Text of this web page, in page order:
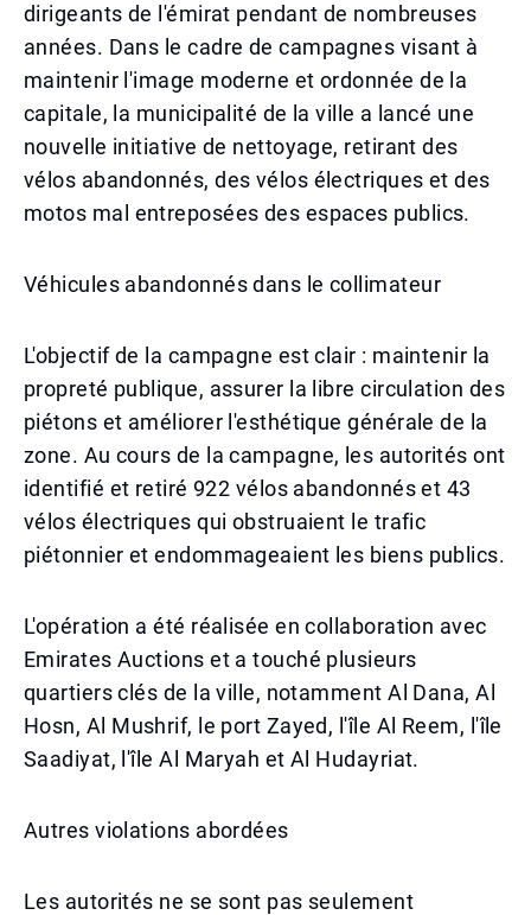
dirigeants de l'émirat pendant de nombreuses
années. Dans le cadre de campagnes visant à
maintenir l'image moderne et ordonnée de la
capitale, la municipalité de la ville a lancé une
nouvelle initiative de nettoyage, retirant des
vélos abandonnés, des vélos électriques et des
motos mal entreposées des espaces publics.
Véhicules abandonnés dans le collimateur
L'objectif de la campagne est clair : maintenir la
propreté publique, assurer la libre circulation des
piétons et améliorer l'esthétique générale de la
zone. Au cours de la campagne, les autorités ont
identifié et retiré 922 vélos abandonnés et 43
vélos électriques qui obstruaient le trafic
piétonnier et endommageaient les biens publics.
L'opération a été réalisée en collaboration avec
Emirates Auctions et a touché plusieurs
quartiers clés de la ville, notamment Al Dana, Al
Hosn, Al Mushrif, le port Zayed, l'île Al Reem, l'île
Saadiyat, l'île Al Maryah et Al Hudayriat.
Autres violations abordées
Les autorités ne se sont pas seulement